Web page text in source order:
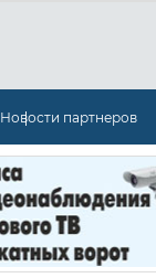
Новости партнеров